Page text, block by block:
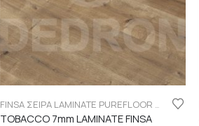
FINSA ΣΕΙΡΑ LAMINATE PUREFLOOR 7MM
TOBACCO 7mm LAMINATE FINSA